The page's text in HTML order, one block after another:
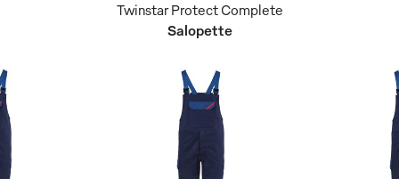
Salopette
Twinstar Protect Complete